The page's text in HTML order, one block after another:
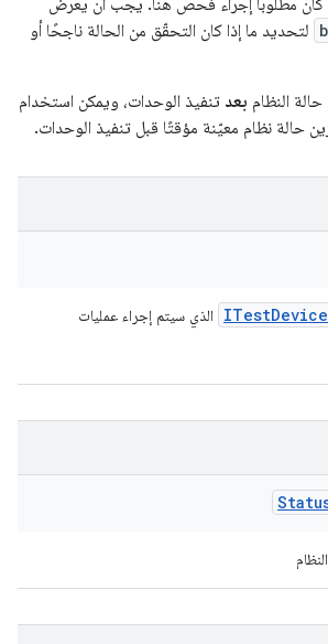
كان مطلوبًا إجراء فحص هنا. يجب أن يعرض
لتحديد ما إذا كان التحقّق من الحالة ناجحًا أو
النظام بعد تنفيذ الوحدات، ويمكن استخدام
حالة نظام معيّنة مؤقتًا قبل تنفيذ الوحدات.
ITestDevice
الذي سيتم إجراء عمليات